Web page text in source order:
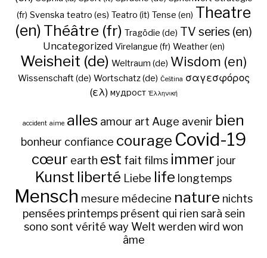
(fr) Svenska teatro (es) Teatro (it) Tense (en) Theatre
(en) Théâtre (fr) Tragödie (de) TV series (en)
Uncategorized Virelangue (fr) Weather (en)
Weisheit (de) Weltraum (de) Wisdom (en)
Wissenschaft (de) Wortschatz (de) Čeština σαγεσφόρος
(ελ) мудрост Ἑλληνική
accident aime alles amour art Auge avenir bien
bonheur confiance courage Covid-19
cœur earth est fait films immer jour
Kunst liberté Liebe life longtemps
Mensch mesure médecine nature nichts
pensées printemps présent qui rien sarà sein
sono sont vérité way Welt werden wird won
âme